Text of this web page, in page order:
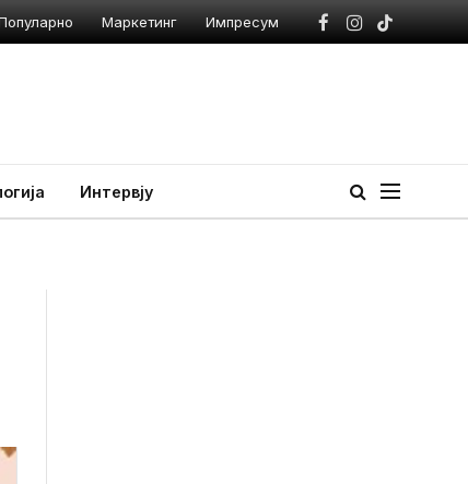
Маркетинг Импресум
Facebook
Instagram
TikTok
Интервју